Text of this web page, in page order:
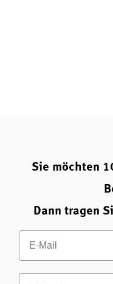
Hinter den
Sie möchten
Dann tragen
Email
Vorname